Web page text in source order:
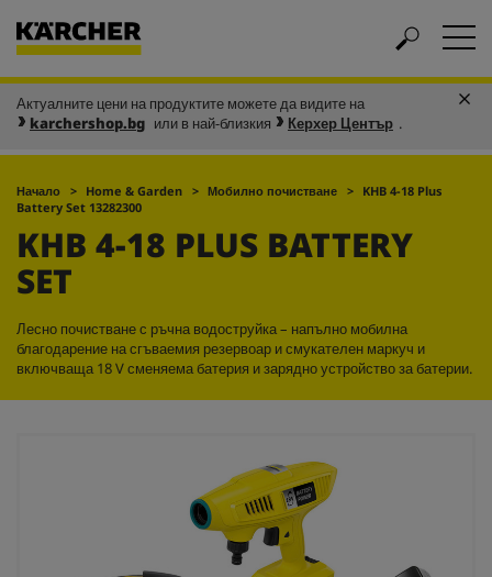
Актуалните цени на продуктите можете да видите на
karchershop.bg или в най-близкия Керхер Център .
Начало Home & Garden Мобилно почистване
KHB 4-18 Plus
Battery Set 13282300
KHB 4-18 PLUS BATTERY
SET
Лесно почистване с ръчна водоструйка – напълно мобилна
благодарение на сгъваемия резервоар и смукателен маркуч и
включваща 18 V сменяема батерия и зарядно устройство за батерии.